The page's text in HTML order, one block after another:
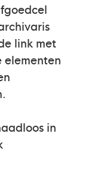
link met
elementen
in